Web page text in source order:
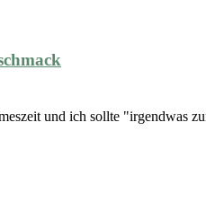
und ich sollte "irgendwas